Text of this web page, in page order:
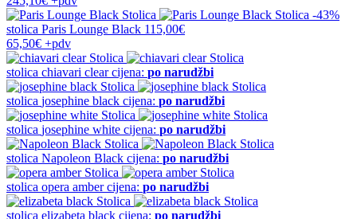
-43%
stolica Paris Lounge Black 115,00€
65,50€ +pdv
stolica chiavari clear cijena: po narudžbi
stolica josephine black cijena: po narudžbi
stolica josephine white cijena: po narudžbi
stolica Napoleon Black cijena: po narudžbi
stolica opera amber cijena: po narudžbi
stolica elizabeta black cijena: po narudžbi